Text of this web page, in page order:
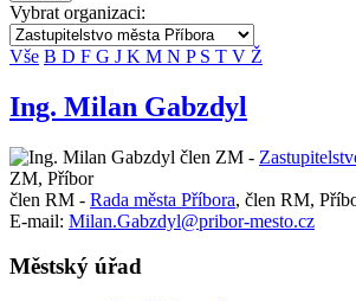
Vybrat organizaci:
Vše B D F G J K M N P S T V Ž
Ing. Milan Gabzdyl
člen ZM -
ZM, Příbor
člen RM - Rada města Příbora, člen RM,
E-mail: Milan.Gabzdyl@pribor-mesto.cz
Městský úřad